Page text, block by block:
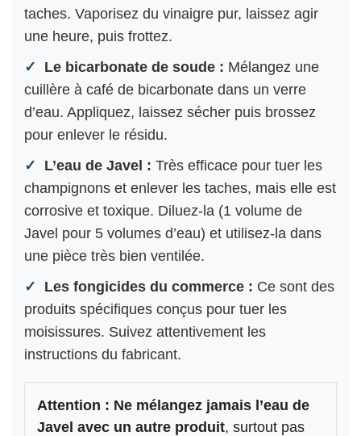
taches. Vaporisez du vinaigre pur, laissez agir
une heure, puis frottez.
Le bicarbonate de soude : Mélangez une
cuillère à café de bicarbonate dans un verre
d’eau. Appliquez, laissez sécher puis brossez
pour enlever le résidu.
L’eau de Javel : Très efficace pour tuer les
champignons et enlever les taches, mais elle est
corrosive et toxique. Diluez-la (1 volume de
Javel pour 5 volumes d’eau) et utilisez-la dans
une pièce très bien ventilée.
Les fongicides du commerce : Ce sont des
produits spécifiques conçus pour tuer les
moisissures. Suivez attentivement les
instructions du fabricant.
Attention : Ne mélangez jamais l’eau de
Javel avec un autre produit, surtout pas